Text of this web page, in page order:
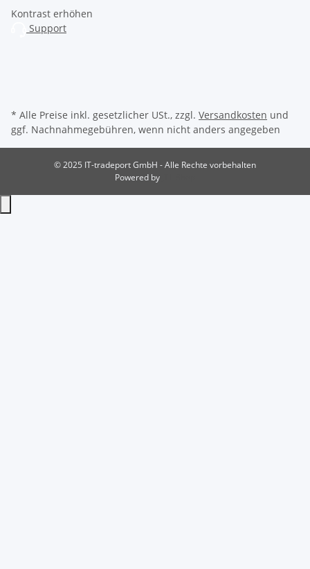
Kontrast erhöhen
Support
* Alle Preise inkl. gesetzlicher USt., zzgl. Versandkosten und
ggf. Nachnahmegebühren, wenn nicht anders angegeben
© 2025 IT-tradeport GmbH - Alle Rechte vorbehalten
Powered by